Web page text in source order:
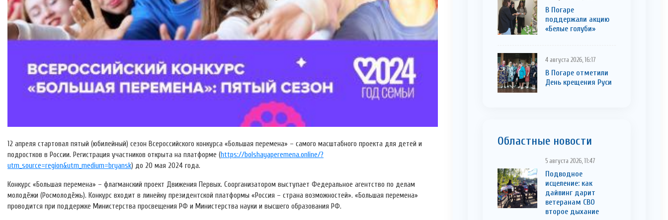
12 апреля стартовал пятый (юбилейный) сезон Всероссийского конкурса «Большая перемена» – самого масштабного проекта для детей и
подростков в России. Регистрация участников открыта на платформе (https://bolshayaperemena.online/?
utm_source=region&utm_medium=bryansk) до 20 мая 2024 года.
Конкурс «Большая перемена» – флагманский проект Движения Первых. Соорганизатором выступает Федеральное агентство по делам
молодёжи (Росмолодёжь). Конкурс входит в линейку президентской платформы «Россия – страна возможностей». «Большая перемена»
проводится при поддержке Министерства просвещения РФ и Министерства науки и высшего образования РФ.
В Погаре
поддержали акцию
«Белые голуби»
4 августа 2026, 16:17
В Погаре отметили
День крещения Руси
Областные новости
5 августа 2026, 11:47
Подводное
исцеление: как
дайвинг дарит
ветеранам СВО
второе дыхание